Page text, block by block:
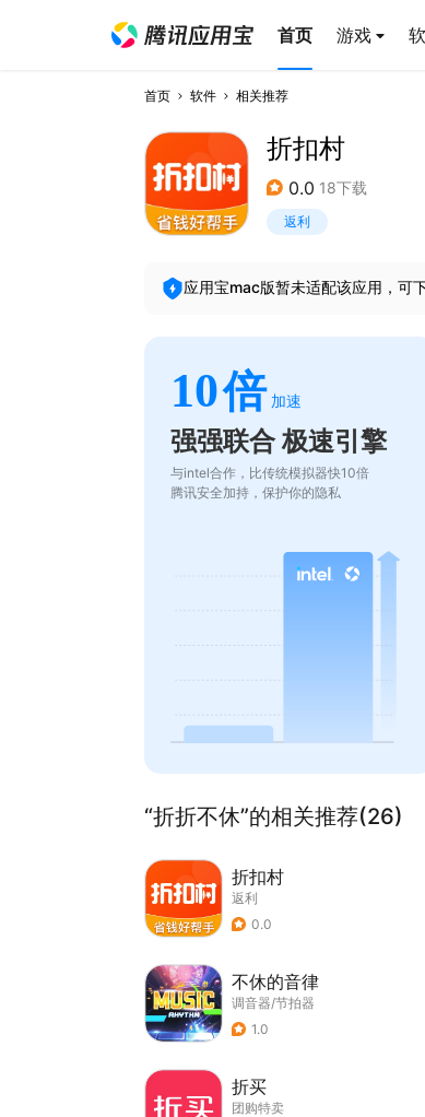
首页 游戏
首页 软件 相关推荐
折扣村
0.0 18下载
返利
应用宝mac版暂未适配该应用，可
10倍 加速
强强联合 极速引擎
与intel合作，比传统模拟器快10倍
腾讯安全加持，保护你的隐私
“折折不休”的相关推荐(26)
折扣村
返利
0.0
不休的音律
调音器/节拍器
1.0
折买
团购特卖